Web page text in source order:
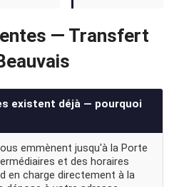
— Transfert
existent déjà — pourquoi
emmènent jusqu'à la Porte
et des horaires
en charge directement à la